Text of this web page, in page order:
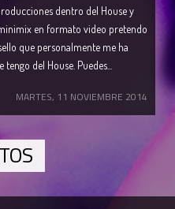
dentro del House y
en formato video pretendo
que personalmente me ha
del House. Puedes...
MARTES, 11 NOVIEMBRE 2014